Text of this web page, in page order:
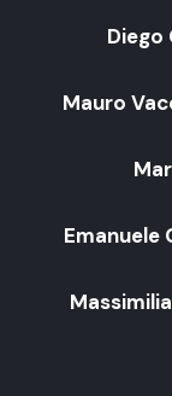
Diego
Mauro
Emanuele